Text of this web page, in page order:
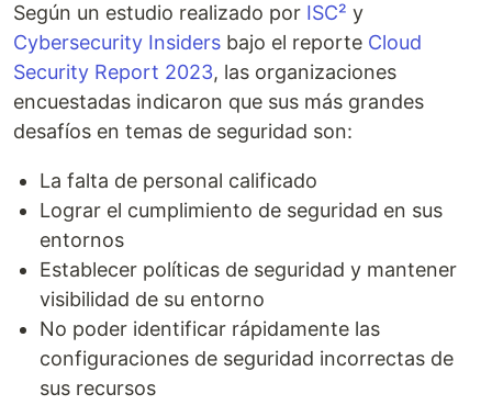
Según un estudio realizado por ISC² y
Cybersecurity Insiders bajo el reporte Cloud
Security Report 2023, las organizaciones
encuestadas indicaron que sus más grandes
desafíos en temas de seguridad son:
La falta de personal calificado
Lograr el cumplimiento de seguridad en sus
entornos
Establecer políticas de seguridad y mantener
visibilidad de su entorno
No poder identificar rápidamente las
configuraciones de seguridad incorrectas de
sus recursos